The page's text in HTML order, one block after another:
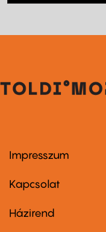
Footer
first
Impresszum
Kapcsolat
Footer
Házirend